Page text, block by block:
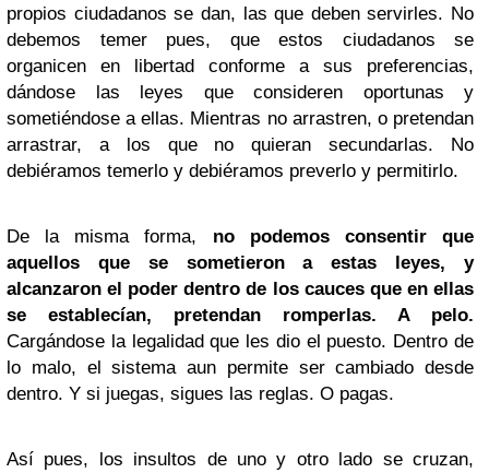
propios ciudadanos se dan, las que deben servirles. No
debemos temer pues, que estos ciudadanos se
organicen en libertad conforme a sus preferencias,
dándose las leyes que consideren oportunas y
sometiéndose a ellas. Mientras no arrastren, o pretendan
arrastrar, a los que no quieran secundarlas. No
debiéramos temerlo y debiéramos preverlo y permitirlo.
De la misma forma, no podemos consentir que
aquellos que se sometieron a estas leyes, y
alcanzaron el poder dentro de los cauces que en ellas
se establecían, pretendan romperlas. A pelo.
Cargándose la legalidad que les dio el puesto. Dentro de
lo malo, el sistema aun permite ser cambiado desde
dentro. Y si juegas, sigues las reglas. O pagas.
Así pues, los insultos de uno y otro lado se cruzan,